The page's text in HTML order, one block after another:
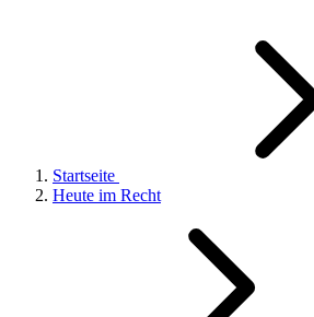
Startseite
Heute im Recht